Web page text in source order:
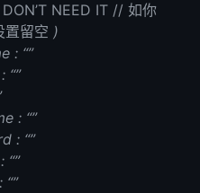
NEED IT // 如你
置留空 )
: “”
“”
: “”
: “”
“”